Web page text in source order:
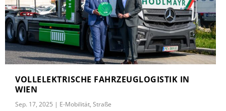
VOLLELEKTRISCHE FAHRZEUGLOGISTIK IN
WIEN
Sep. 17, 2025 | E-Mobilität,Straße